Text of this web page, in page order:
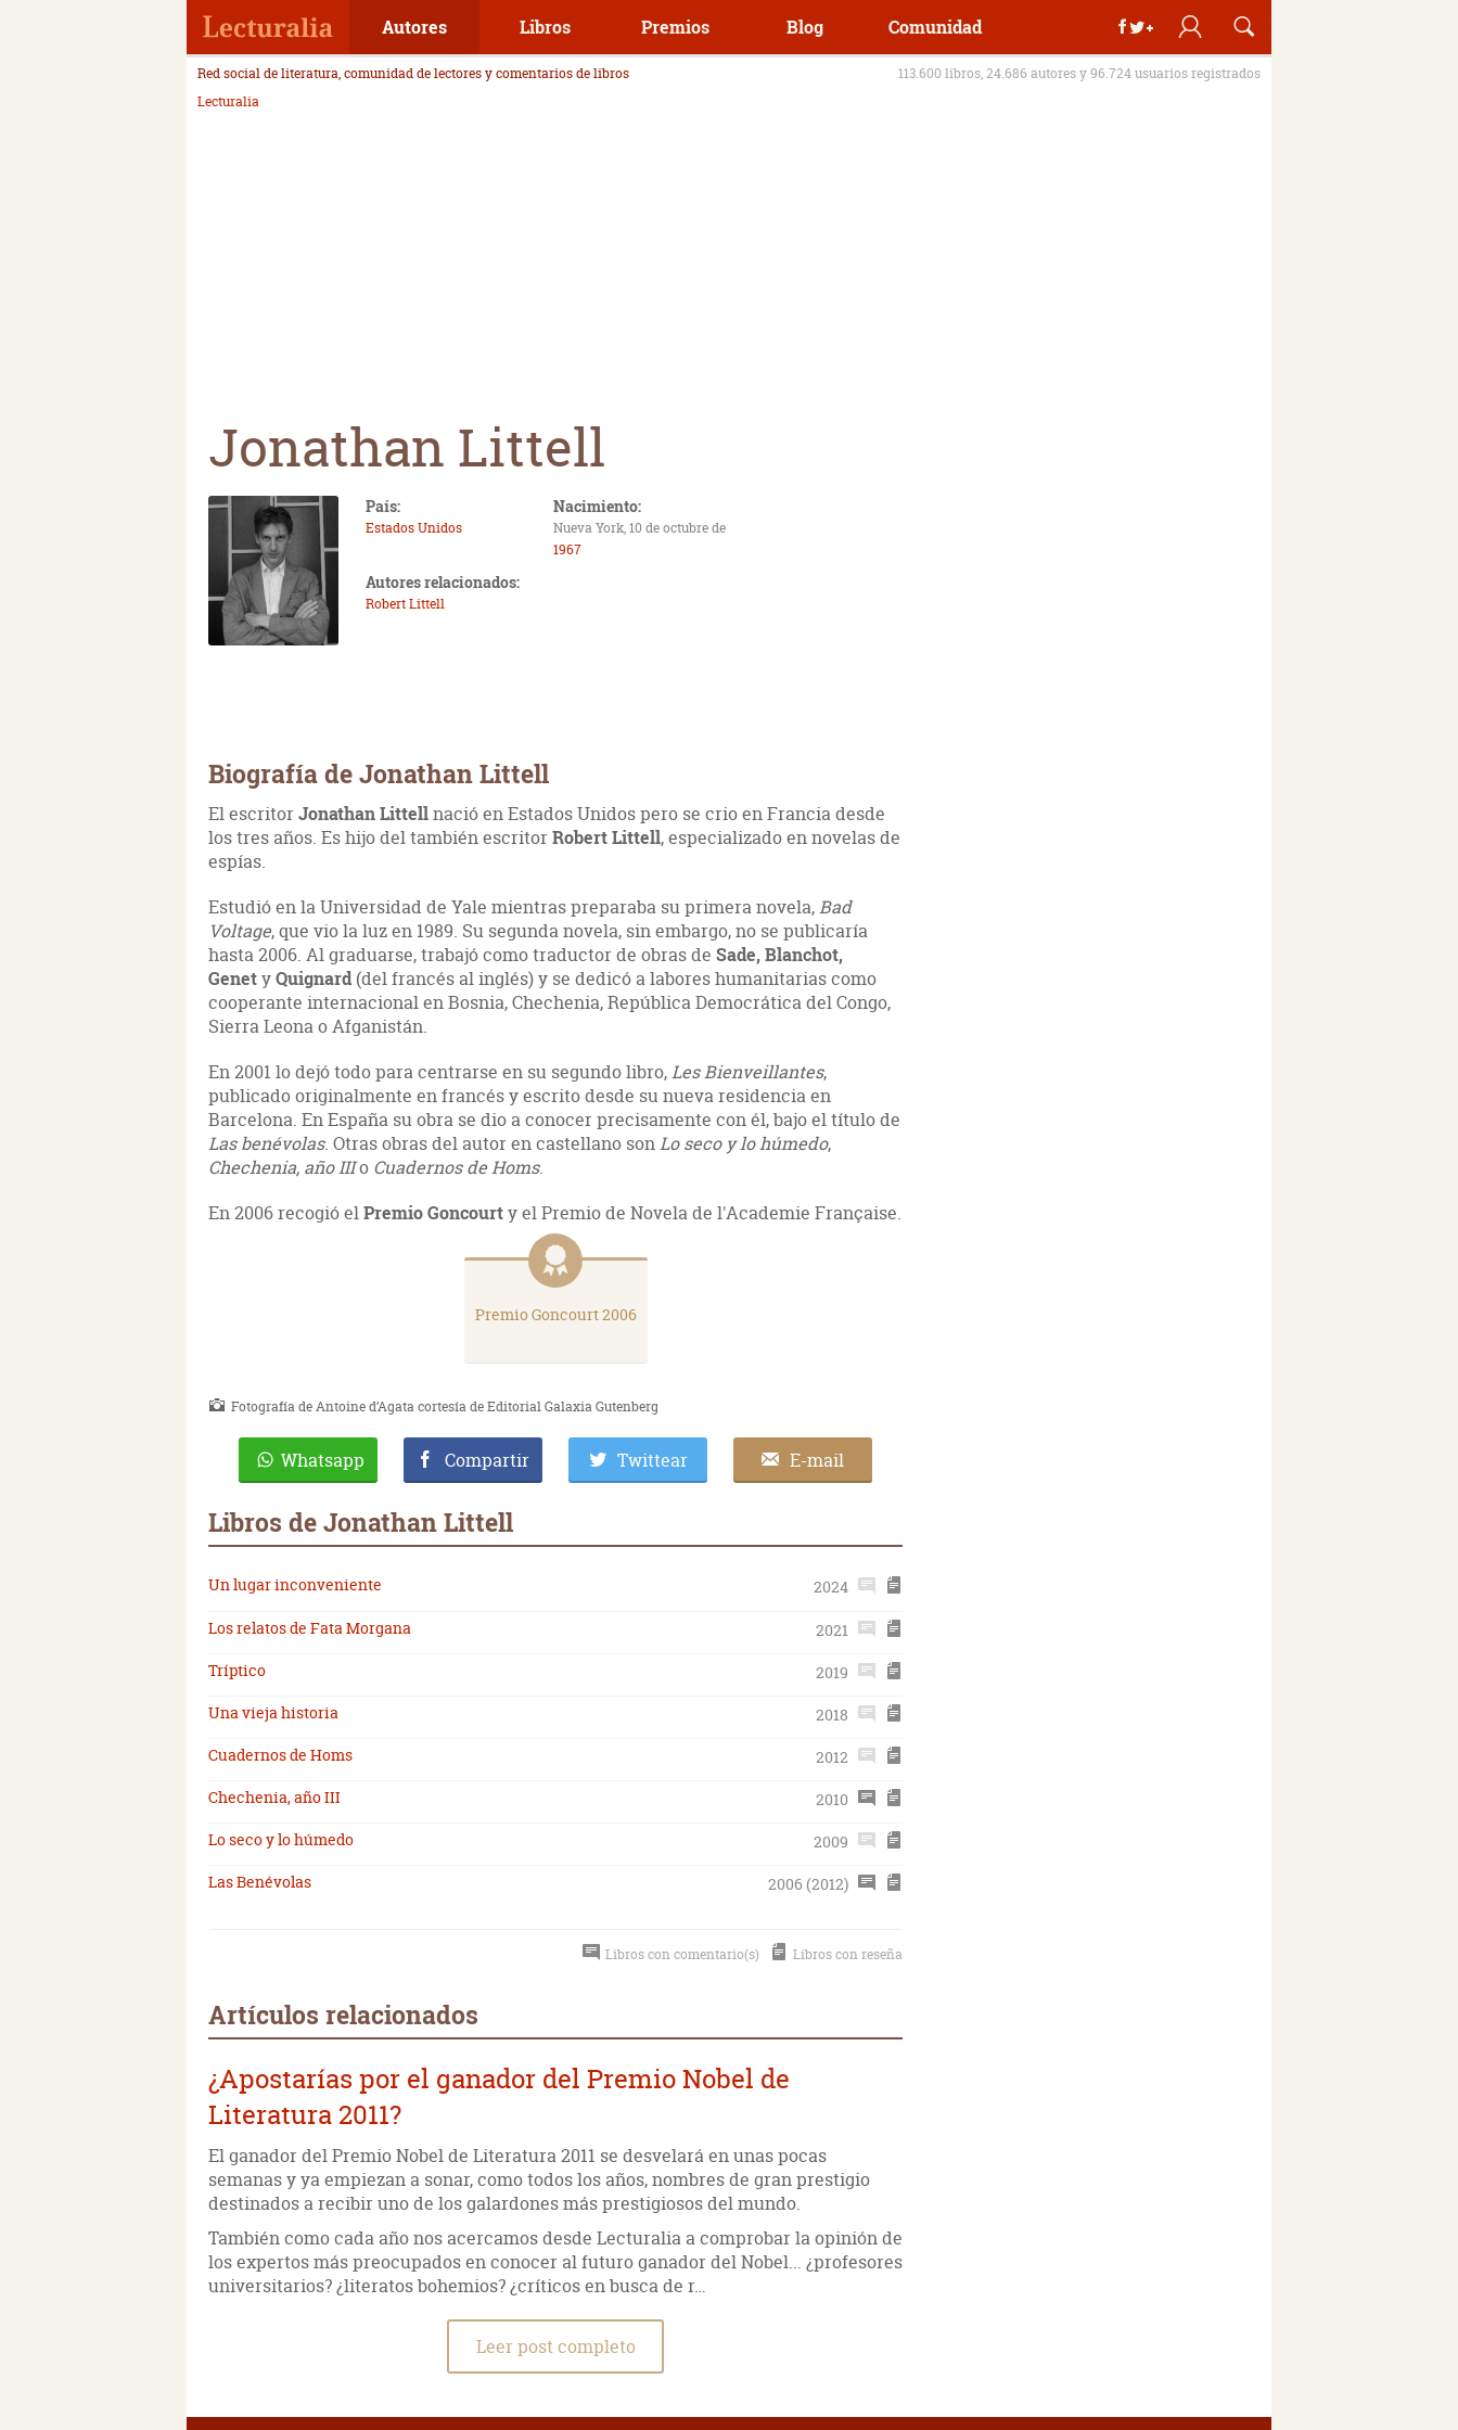
Autores Libros Premios Blog Comunidad
Red social de literatura, comunidad de lectores y comentarios de libros
113.600 libros, 24.686 autores y 96.724 usuarios registrados
Lecturalia
Jonathan Littell
País:
Estados Unidos
Nacimiento:
Nueva York, 10 de octubre de
1967
Autores relacionados:
Robert Littell
Biografía de Jonathan Littell
El escritor Jonathan Littellnació en Estados Unidos pero se crio en Francia desde
los tres años. Es hijo del también escritor Robert Littell, especializado en novelas de
espías.
Estudió en la Universidad de Yale mientras preparaba su primera novela,Bad
Voltage, que vio la luz en 1989. Su segunda novela, sin embargo, no se publicaría
hasta 2006. Al graduarse, trabajó como traductor de obras de Sade, Blanchot,
GenetyQuignard(del francés al inglés) y se dedicó a labores humanitarias como
cooperante internacional en Bosnia, Chechenia, República Democrática del Congo,
Sierra Leona o Afganistán.
En 2001 lo dejó todo para centrarse en su segundo libro,Les Bienveillantes,
publicado originalmente en francés y escrito desde su nueva residencia en
Barcelona. En España su obra se dio a conocer precisamente con él, bajo el título de
Las benévolas. Otras obras del autor en castellano sonLo seco y lo húmedo,
Chechenia, año IIIo Cuadernos de Homs.
En 2006 recogió elPremio Goncourty el Premio de Novela de l'Academie Française.
Premio Goncourt 2006
Fotografía de Antoine d’Agata cortesía de Editorial Galaxia Gutenberg
Whatsapp Compartir Twittear E-mail
Libros de Jonathan Littell
Un lugar inconveniente
2024
Los relatos de Fata Morgana
2021
Tríptico
2019
Una vieja historia
2018
Cuadernos de Homs
2012
Chechenia, año III
2010
Lo seco y lo húmedo
2009
Las Benévolas
2006 (2012)
Libros con comentario(s) Libros con reseña
Artículos relacionados
¿Apostarías por el ganador del Premio Nobel de
Literatura 2011?
El ganador del Premio Nobel de Literatura 2011 se desvelará en unas pocas
semanas y ya empiezan a sonar, como todos los años, nombres de gran prestigio
destinados a recibir uno de los galardones más prestigiosos del mundo.
También como cada año nos acercamos desde Lecturalia a comprobar la opinión de
los expertos más preocupados en conocer al futuro ganador del Nobel... ¿profesores
universitarios? ¿literatos bohemios? ¿críticos en busca de r…
Leer post completo